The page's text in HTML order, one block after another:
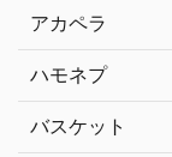
アカペラ
ハモネプ
バスケット